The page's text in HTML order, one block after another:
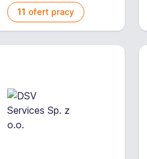
11 ofert pracy